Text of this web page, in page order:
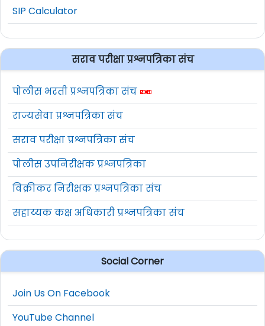
SIP Calculator
सराव परीक्षा प्रश्नपत्रिका संच
पोलीस भरती प्रश्नपत्रिका संच
राज्यसेवा प्रश्नपत्रिका संच
सराव परीक्षा प्रश्नपत्रिका संच
पोलीस उपनिरीक्षक प्रश्नपत्रिका
विक्रीकर निरीक्षक प्रश्नपत्रिका संच
सहाय्यक कक्ष अधिकारी प्रश्नपत्रिका संच
Social Corner
Join Us On Facebook
YouTube Channel